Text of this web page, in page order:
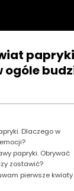
ogóle
Dlaczego w
papryki. Obrywać
zostawić?
pierwsze kwiaty